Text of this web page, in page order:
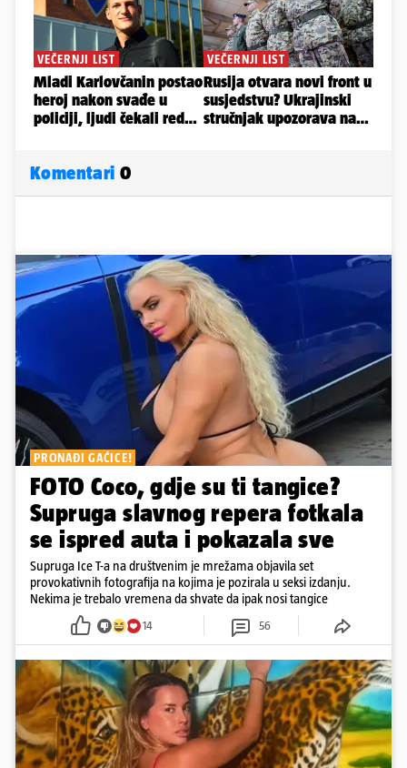
Komentari 0
PRONAĐI GAĆICE!
FOTO Coco, gdje su ti tangice?
Supruga slavnog repera fotkala
se ispred auta i pokazala sve
Supruga Ice T-a na društvenim je mrežama objavila set
provokativnih fotografija na kojima je pozirala u seksi izdanju.
Nekima je trebalo vremena da shvate da ipak nosi tangice
14 56